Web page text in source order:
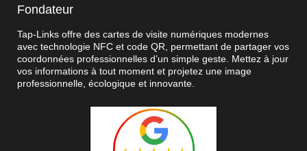
Fondateur
Tap-Links offre des cartes de visite numériques modernes
avec technologie NFC et code QR, permettant de partager vos
coordonnées professionnelles d’un simple geste. Mettez à jour
vos informations à tout moment et projetez une image
professionnelle, écologique et innovante.